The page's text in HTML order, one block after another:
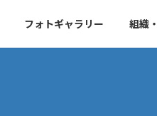
フォトギャラリー 組織